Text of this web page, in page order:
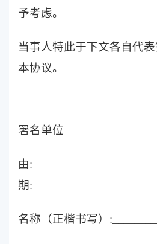
予考虑。
当事人特此于下文各自代
本协议。
署名单位
由
期:____________________
名称（正楷书写）